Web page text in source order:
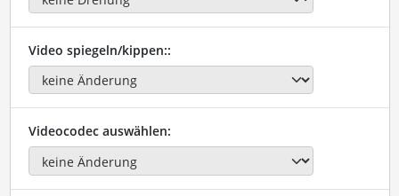
Video spiegeln/kippen::
Videocodec auswählen: